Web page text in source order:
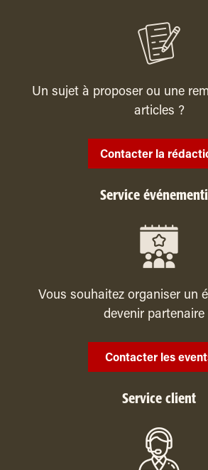
Un sujet à proposer ou une
articles ?
Contacter la
Service
Vous souhaitez organiser un
devenir partenaire
Contacter les
Service client